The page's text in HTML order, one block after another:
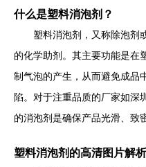
什么是塑料消泡剂？
塑料消泡剂，又称除泡剂
的化学助剂。其主要功能是在
制气泡的产生，从而避免成品
陷。对于注重品质的厂家如深
的消泡剂是确保产品光滑、致
塑料消泡剂的高清图片解析